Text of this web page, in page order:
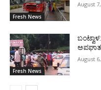
Fresh News
August
Fresh News
ಅಪಘಾತ
August